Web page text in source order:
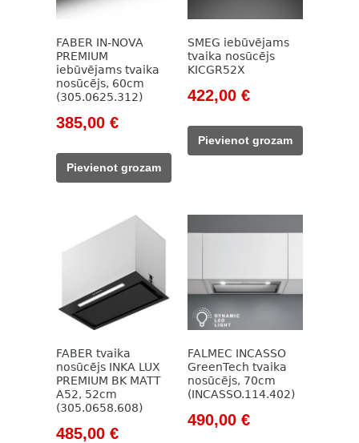
FABER IN-NOVA
PREMIUM
iebūvējams tvaika
nosūcējs, 60cm
(305.0625.312)
Original
was:
558,00 €.
385,00 €Current
385,00 €.
Pievienot grozam
SMEG iebūvējams
tvaika nosūcējs
KICGR52X
Original
was:
617,00 €.
422,00 €Current
422,00 €.
Pievienot grozam
FABER tvaika
nosūcējs INKA LUX
PREMIUM BK MATT
A52, 52cm
(305.0658.608)
Original
485,00 €Current
FALMEC INCASSO
GreenTech tvaika
nosūcējs, 70cm
(INCASSO.114.402)
Original
490,00 €Current